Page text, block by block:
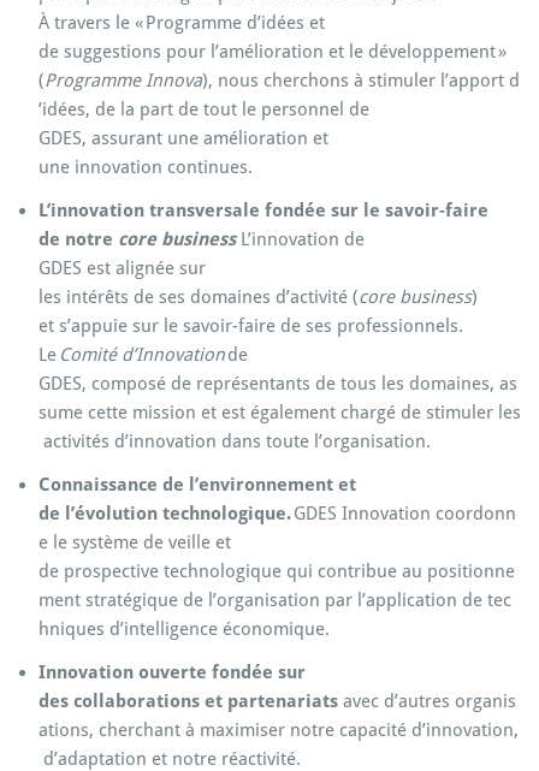
À travers le «Programme d’idées et
de suggestions pour l’amélioration et le développement»
(ProgrammeInnova), nous cherchons à stimuler l’apport d
’idées, de la part de tout le personnel de
GDES, assurant une amélioration et
une innovation continues.
L’innovation transversale fondée sur le savoir-faire
de notre core business L’innovation de
GDES est alignée sur
les intérêts de ses domaines d’activité (core business)
et s’appuie sur le savoir-faire de ses professionnels.
Le Comité d’Innovationde
GDES, composé de représentants de tous les domaines, as
sume cette mission et est également chargé de stimuler les
activités d’innovation dans toute l’organisation.
Connaissance de l’environnement et
de l’évolution technologique.GDES Innovation coordonn
e le système de veille et
de prospective technologique qui contribue au positionne
ment stratégique de l’organisation par l’application de tec
hniques d’intelligence économique.
Innovation ouverte fondée sur
des collaborations et partenariats avec d’autres organis
ations, cherchant à maximiser notre capacité d’innovation,
d’adaptation et notre réactivité.